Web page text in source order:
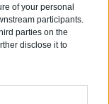
of your personal
participants.
parties on the
disclose it to
pour